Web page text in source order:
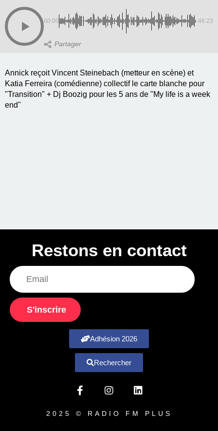
00:00 -46:23
Annick reçoit Vincent Steinebach (metteur en scène) et
Katia Ferreira (comédienne) collectif le carte blanche pour
"Transition" + Dj Boozig pour les 5 ans de "My life is a week
end"
Restons en contact
S'inscrire
Adhésion 2026
Rechercher
2025 © RADIO FM PLUS